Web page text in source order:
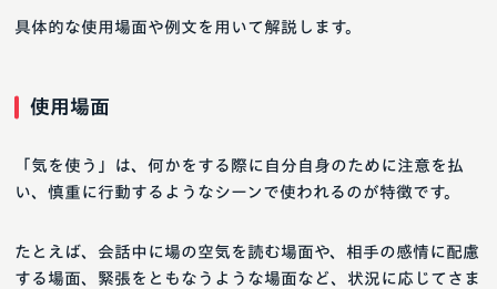
具体的な使用場面や例文を用いて解説します。
使用場面
「気を使う」は、何かをする際に自分自身のために注意を払
い、慎重に行動するようなシーンで使われるのが特徴です。
たとえば、会話中に場の空気を読む場面や、相手の感情に配慮
する場面、緊張をともなうような場面など、状況に応じてさま